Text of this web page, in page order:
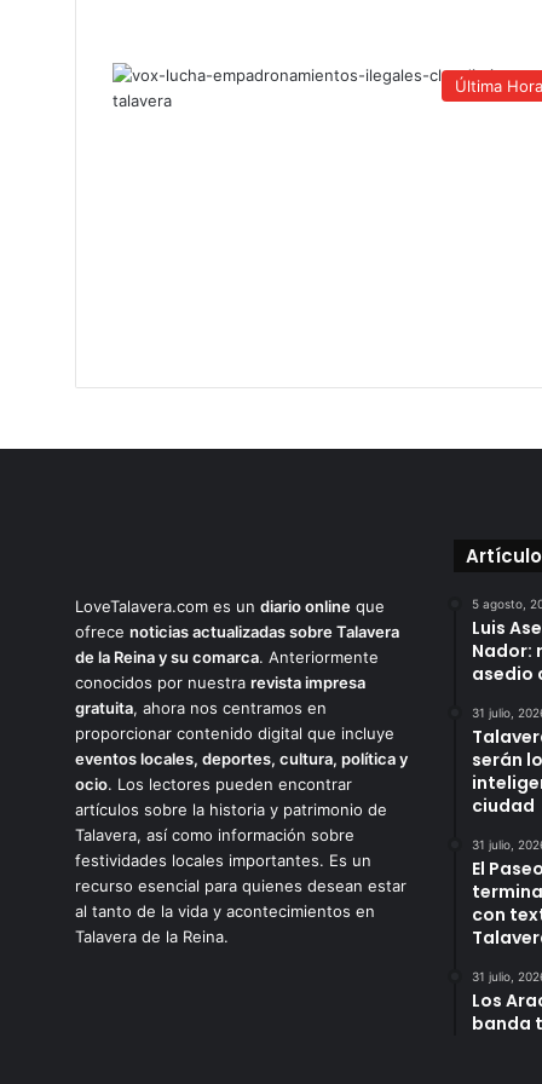
Última Hora
LoveTalavera.com es un diario online que
ofrece noticias actualizadas sobre Talavera
de la Reina y su comarca. Anteriormente
conocidos por nuestra revista impresa
gratuita, ahora nos centramos en
proporcionar contenido digital que incluye
eventos locales, deportes, cultura, política y
ocio. Los lectores pueden encontrar
artículos sobre la historia y patrimonio de
Talavera, así como información sobre
festividades locales importantes. Es un
recurso esencial para quienes desean estar
al tanto de la vida y acontecimientos en
Talavera de la Reina.
5 agosto,
Luis
Nador:
asedio
31 julio,
serán
ciudad
31 julio,
El
con
31 julio,
Los
banda